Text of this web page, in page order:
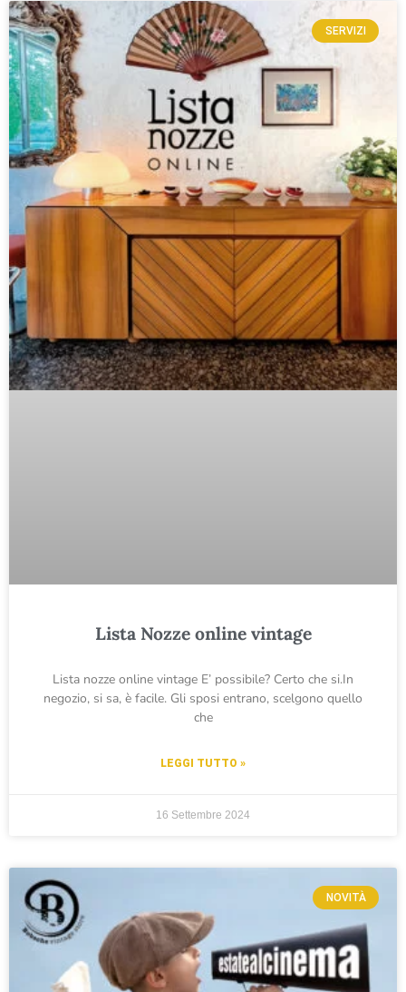
SERVIZI
Lista Nozze online vintage
Lista nozze online vintage E’ possibile? Certo che si.In
negozio, si sa, è facile. Gli sposi entrano, scelgono quello
che
LEGGI TUTTO »
16 Settembre 2024
NOVITÀ